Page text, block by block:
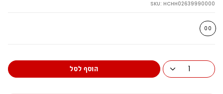
SKU: HCHH02639990000
00
1 הוסף לסל